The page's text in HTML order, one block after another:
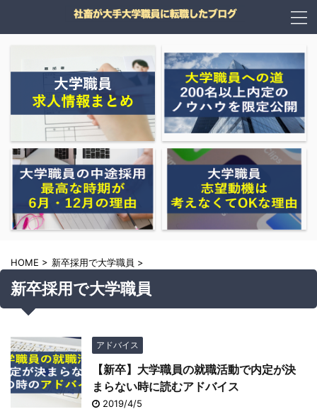
HOME > 新卒採用で大学職員 >
新卒採用で大学職員
アドバイス
【新卒】大学職員の就職活動で内定が決
まらない時に読むアドバイス
2019/4/5